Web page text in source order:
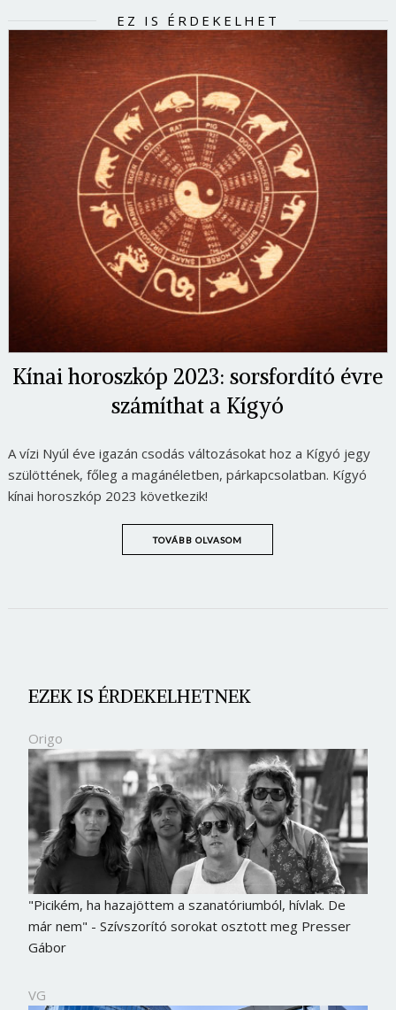
EZ IS ÉRDEKELHET
Kínai horoszkóp 2023: sorsfordító évre
számíthat a Kígyó
A vízi Nyúl éve igazán csodás változásokat hoz a Kígyó jegy
szülöttének, főleg a magánéletben, párkapcsolatban. Kígyó
kínai horoszkóp 2023 következik!
TOVÁBB OLVASOM
EZEK IS ÉRDEKELHETNEK
Origo
"Picikém, ha hazajöttem a szanatóriumból, hívlak. De
már nem" - Szívszorító sorokat osztott meg Presser
Gábor
VG
Borsonline bejelentkezés
E-mail cím vagy felhasználónév